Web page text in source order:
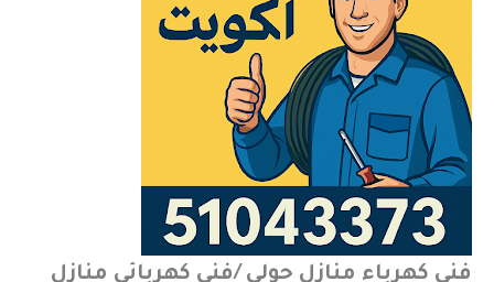
فني كهرباء منازل حولي /فني كهربائي منازل